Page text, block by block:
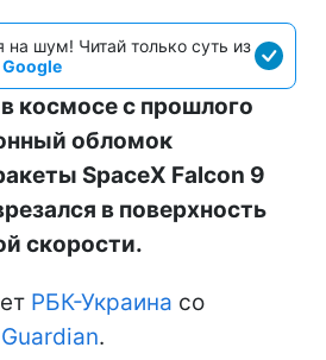
на шум! Читай только суть из
космосе с прошлого
обломок
SpaceX Falcon 9
в поверхность
скорости.
РБК-Украина со
.